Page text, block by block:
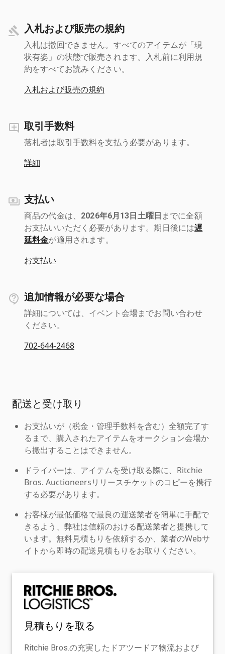
入札および販売の規約
入札は撤回できません。すべてのアイテムが「現
状有姿」の状態で販売されます。入札前に利用規
約をすべてお読みください。
入札および販売の規約
取引手数料
落札者は取引手数料を支払う必要があります。
詳細
支払い
商品の代金は、 2026年6月13日土曜日 までに全額
お支払いいただく必要があります。期日後には遅
延料金が適用されます。
お支払い
追加情報が必要な場合
詳細については、イベント会場までお問い合わせ
ください。
702-644-2468
配送と受け取り
お支払いが（税金・管理手数料を含む）全額完了す
るまで、購入されたアイテムをオークション会場か
ら搬出することはできません。
ドライバーは、アイテムを受け取る際に、Ritchie
Bros. Auctioneersリリースチケットのコピーを携行
する必要があります。
お客様が最低価格で最良の運送業者を簡単に手配で
きるよう、弊社は信頼のおける配送業者と提携して
います。無料見積もりを依頼するか、業者のWebサ
イトから即時の配送見積もりをお取りください。
見積もりを取る
Ritchie Bros.の充実したドアツードア物流および